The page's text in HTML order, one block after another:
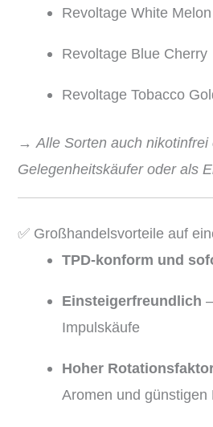
Revoltage White Melon
Revoltage Blue Cherry
Revoltage Tobacco
→Alle Sorten auch
Gelegenheitskäufer oder als
✅ Großhandelsvorteile auf
TPD-konform und
Einsteigerfreundlich
Impulskäufe
Hoher
Aromen und günstigen